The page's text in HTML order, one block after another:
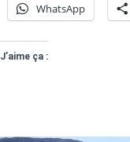
WhatsApp
J’aime ça :